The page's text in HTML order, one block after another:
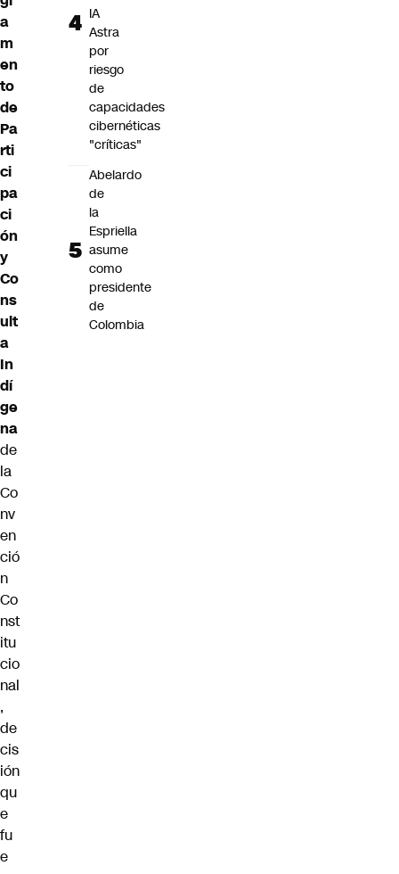
a
m
en
to
de
Pa
rti
ci
pa
ci
ón
y
Co
ns
ult
a
In
dí
ge
na
de
la
Co
nv
en
ció
n
Co
nst
itu
cio
nal
,
de
cis
ión
qu
e
fu
e
IA
Astra
por
riesgo
de
capacidades
cibernéticas
"críticas"
Abelardo
de
la
Espriella
asume
como
presidente
de
Colombia